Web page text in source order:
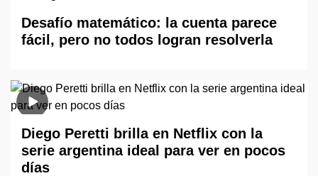
Desafío matemático: la cuenta parece
fácil, pero no todos logran resolverla
Diego Peretti brilla en Netflix con la
serie argentina ideal para ver en pocos
días